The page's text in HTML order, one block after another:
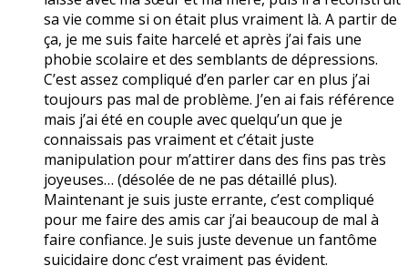
sa vie comme si on était plus vraiment là. A partir de
ça, je me suis faite harcelé et après j’ai fais une
phobie scolaire et des semblants de dépressions.
C’est assez compliqué d’en parler car en plus j’ai
toujours pas mal de problème. J’en ai fais référence
mais j’ai été en couple avec quelqu’un que je
connaissais pas vraiment et c’était juste
manipulation pour m’attirer dans des fins pas très
joyeuses… (désolée de ne pas détaillé plus).
Maintenant je suis juste errante, c’est compliqué
pour me faire des amis car j’ai beaucoup de mal à
faire confiance. Je suis juste devenue un fantôme
suicidaire donc c’est vraiment pas évident.